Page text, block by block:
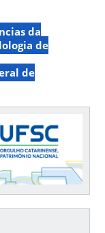
da
de
de